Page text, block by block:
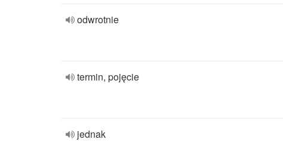
odwrotnie
termin, pojęcie
jednak